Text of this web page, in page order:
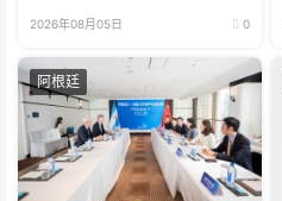
2026年08月05日 0
阿根廷